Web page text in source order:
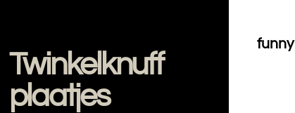
funny
Twinkelknuff
plaatjes